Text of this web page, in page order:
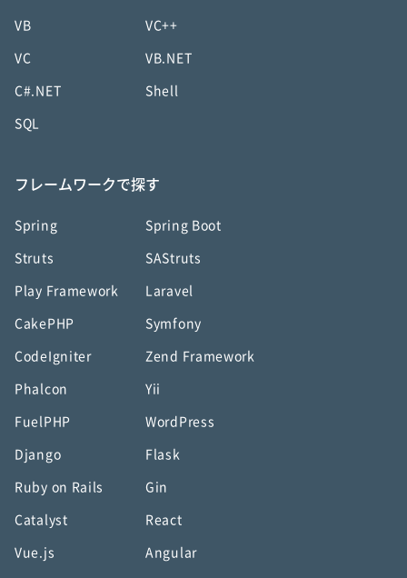
VB VC++
VC VB.NET
C#.NET Shell
SQL
フレームワークで探す
Spring Spring Boot
Struts SAStruts
Play Framework Laravel
CakePHP Symfony
CodeIgniter Zend Framework
Phalcon Yii
FuelPHP WordPress
Django Flask
Ruby on Rails Gin
Catalyst React
Vue.js Angular